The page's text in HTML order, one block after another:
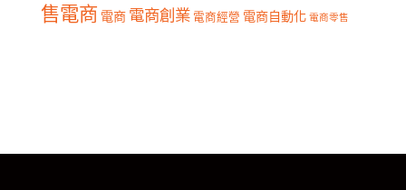
售電商 電商 電商創業 電商經營 電商自動化 電商零售